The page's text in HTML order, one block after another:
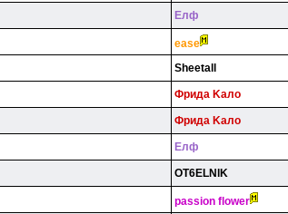
Eлф
ease
Sheetall
Фpидa Kaлo
Фpидa Kaлo
Eлф
OT6ELNlK
passion flower